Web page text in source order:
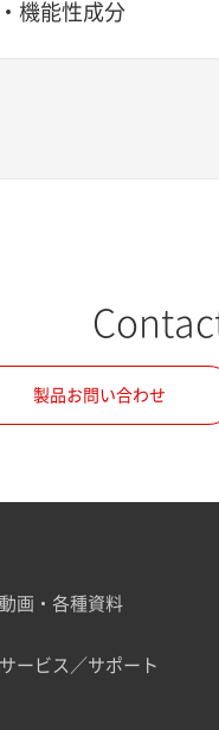
機能性成分
製品お問い合わせ
動画・各種資料
サービス／サポート